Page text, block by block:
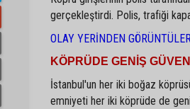
gerçekleştirdi. Polis, trafiği
OLAY YERİNDEN
KÖPRÜDE GENİŞ
İstanbul'un her iki boğaz
emniyeti her iki köprüde de